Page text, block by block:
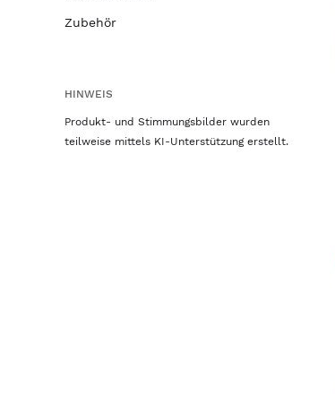
Zubehör
HINWEIS
Produkt- und Stimmungsbilder wurden
teilweise mittels KI-Unterstützung erstellt.